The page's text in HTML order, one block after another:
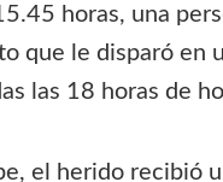
horas, una
que le disparó en
las 18 horas de
el herido recibió